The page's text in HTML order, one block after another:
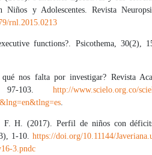
y Adolescentes. Revista
rnl.2015.0213
functions?. Psicothema, 30(2),
nos falta por investigar? Revista
97-103.http://www.scielo.org.co/
.
F. H. (2017). Perfil de niños con
1-10.https://doi.org/10.11144/
3.pndc